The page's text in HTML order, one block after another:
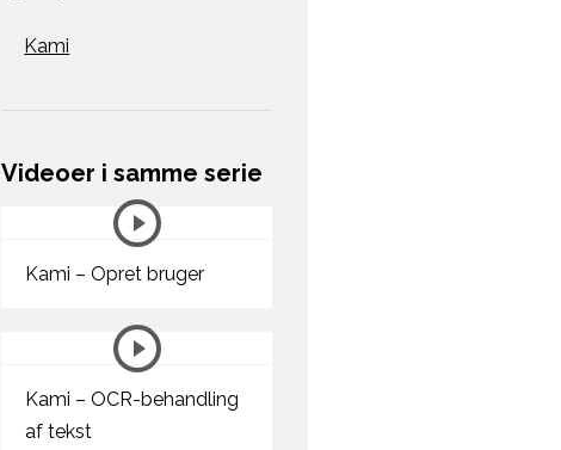
Kami
Videoer i samme serie
Kami – Opret bruger
Kami – OCR-behandling
af tekst